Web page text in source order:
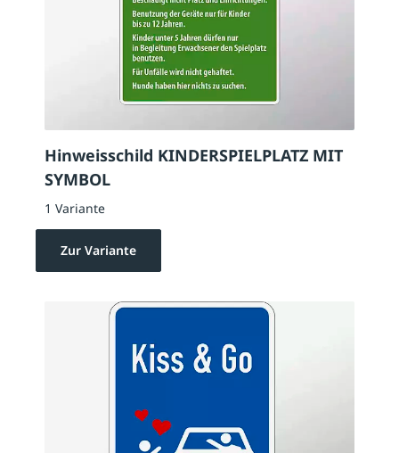
Hinweisschild KINDERSPIELPLATZ MIT
SYMBOL
1 Variante
Zur Variante